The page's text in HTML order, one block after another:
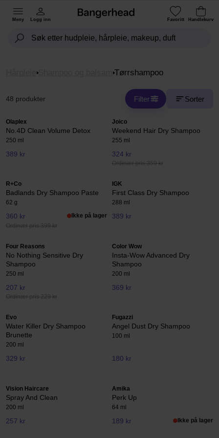
Meny Logg inn Favoritt Handlekurv
Shampoo og balsam Tørrshampoo
48 produkter Filter Sorter
Olaplex
No.4D Clean Volume Detox
250 ml
389 kr
Joico
Weekend Hair Dry Shampoo
255 ml
324 kr
Ordinær pris 359 kr
R+Co
Badlands Dry Shampoo Paste
62 g
360 kr
Ordinær pris 399 kr
Ikke på lager
IGK
First Class Dry Shampoo
288 ml
389 kr
Four Reasons
No Nothing Sensitive Dry
Shampoo
250 ml
207 kr
Ordinær pris 229 kr
Color Wow
Insta-Wow Advanced Dry
Shampoo
200 ml
369 kr
Evo
Water Killer Dry Shampoo
Brunette
200 ml
329 kr
Fugazzi
Angel Dust Dry Shampoo
100 ml
180 kr
Vision Haircare
Spray And Clean
200 ml
257 kr
Amika
Perk Up
64 ml
189 kr Ikke på lager